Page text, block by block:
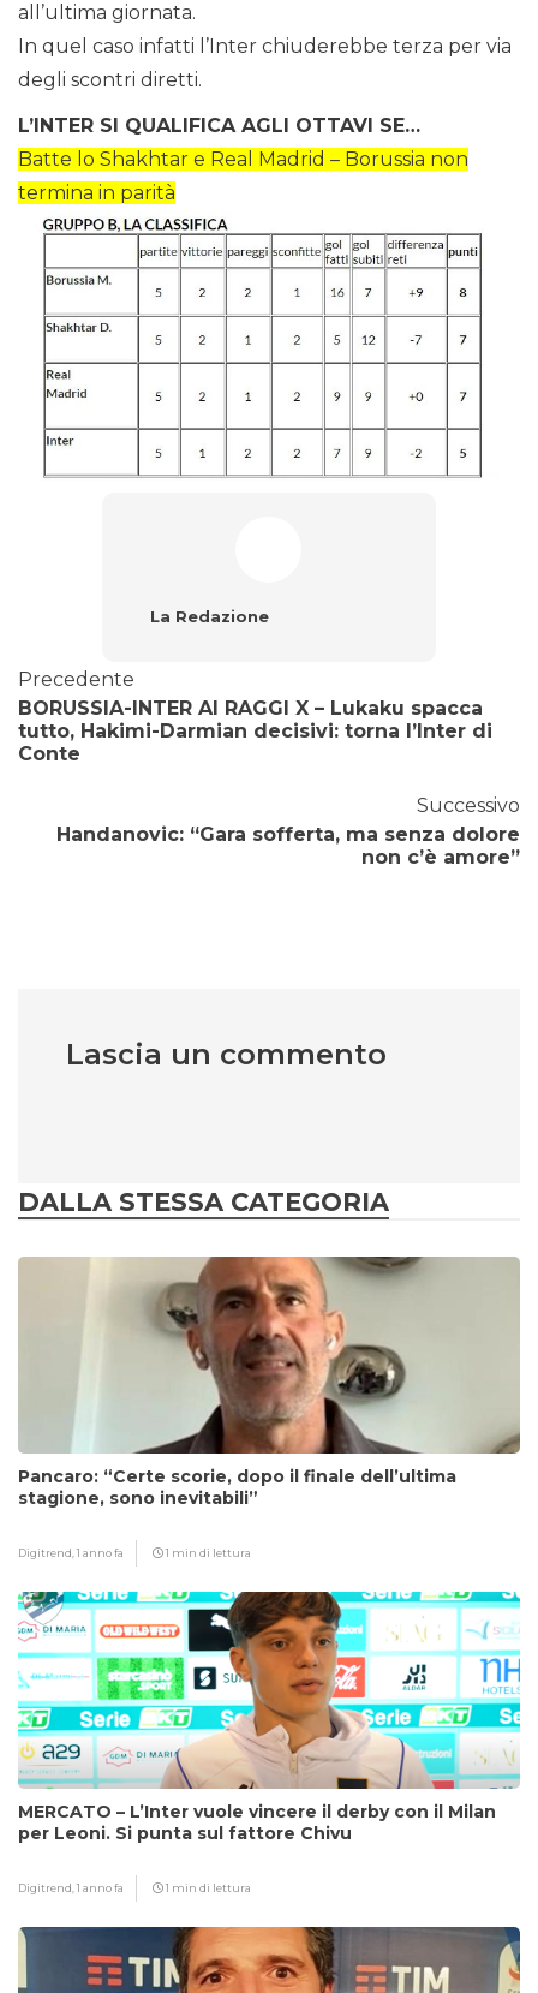
all’ultima giornata.
In quel caso infatti l’Inter chiuderebbe terza per via
degli scontri diretti.
L’INTER SI QUALIFICA AGLI OTTAVI SE…
Batte lo Shakhtar e Real Madrid – Borussia non
termina in parità
La Redazione
Precedente
BORUSSIA-INTER AI RAGGI X – Lukaku spacca
tutto, Hakimi-Darmian decisivi: torna l’Inter di
Conte
Successivo
Handanovic: “Gara sofferta, ma senza dolore
non c’è amore”
Lascia un commento
DALLA STESSA CATEGORIA
Pancaro: “Certe scorie, dopo il finale dell’ultima
stagione, sono inevitabili”
Digitrend,1 anno fa 1 min di lettura
MERCATO – L’Inter vuole vincere il derby con il Milan
per Leoni. Si punta sul fattore Chivu
Digitrend,1 anno fa 1 min di lettura